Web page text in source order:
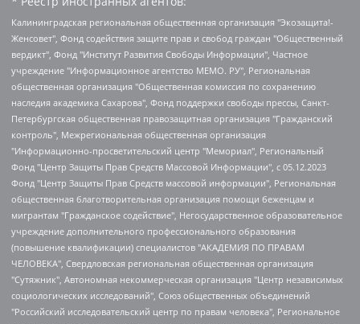
Калининградская региональная общественная организация "Экозащита!-Женсовет", Фонд содействия защите прав и свобод граждан "Общественный вердикт", Фонд "Институт Развития Свободы Информации", Частное учреждение "Информационное агентство МЕМО. РУ", Региональная общественная организация "Общественная комиссия по сохранению наследия академика Сахарова", Фонд поддержки свободы прессы, Санкт-Петербургская общественная правозащитная организация "Гражданский контроль", Межрегиональная общественная организация "Информационно-просветительский центр "Мемориал", Региональный Фонд "Центр Защиты Прав Средств Массовой Информации", с 05.12.2023 Фонд "Центр Защиты Прав Средств массовой информации", Региональная общественная благотворительная организация помощи беженцам и мигрантам "Гражданское содействие", Негосударственное образовательное учреждение дополнительного профессионального образования (повышение квалификации) специалистов "АКАДЕМИЯ ПО ПРАВАМ ЧЕЛОВЕКА", Свердловская региональная общественная организация "Сутяжник", Автономная некоммерческая организация "Центр независимых социологических исследований", Союз общественных объединений "Российский исследовательский центр по правам человека", Региональное общественное учреждение научно-информационный центр "МЕМОРИАЛ", Некоммерческая организация "Фонд защиты гласности", Автономная некоммерческая организация "Институт прав человека", Городская общественная организация "Екатеринбургское общество "МЕМОРИАЛ", Городская общественная организация "Рязанское историко-просветительское и правозащитное общество "Мемориал" (Рязанский Мемориал), Челябинский региональный орган общественной самодеятельности – женское общественное объединение "Женщины Евразии", Челябинский региональный орган общественной самодеятельности "Уральская правозащитная группа", Фонд содействия защите здоровья и социальной справедливости имени Андрея Рылькова, Автономная Некоммерческая Организация "Аналитический Центр Юрия Левады", Автономная некоммерческая организация социальной поддержки населения "Проект Апрель", Региональная общественная организация помощи женщинам и детям, находящимся в кризисной ситуации "Информационно-методический центр "Анна", Фонд содействия развитию массовых коммуникаций и правовому просвещению "Так-так-Так", Фонд содействия устойчивому развитию "Серебряная тайга", Свердловский региональный общественный фонд социальных проектов "Новое время", "Idel.Реалии", Кавказ.Реалии, Крым.Реалии, Телеканал Настоящее Время, Татаро-башкирская служба Радио Свобода (Azatliq Radiosi), Радио Свободная Европа/Радио Свобода (PCE/PC), "Сибирь.Реалии", "Фактограф", Благотворительный фонд помощи осужденным и их семьям, Автономная некоммерческая организация "Институт глобализации и социальных движений", Фонд "В защиту прав заключенных", Частное учреждение "Центр поддержки и содействия развитию средств массовой информации", Пензенский региональный общественный благотворительный фонд "Гражданский союз", "Север.Реалии", Некоммерческая организация Фонд "Правовая инициатива", Общество с ограниченной ответственностью "Радио Свободная Европа/Радио Свобода", Чешское информационное агентство "MEDIUM-ORIENT", Красноярская региональная общественная организация "Мы против СПИДа", Камалягин Денис Николаевич, Маркелов Сергей Евгеньевич, Пономарев Лев Александрович, Савицкая Людмила Алексеевна, Автономная некоммерческая организация "Центр по работе с проблемой насилия "НАСИЛИЮ.НЕТ", Межрегиональный профессиональный союз работников здравоохранения "Альянс врачей", Юридическое лицо, зарегистрированное в Латвийской Республике, SIA "Medusa Project" (регистрационный номер 40103797863, дата регистрации 10.06.2014), Некоммерческая организация "Фонд по борьбе с коррупцией", Автономная некоммерческая организация "Институт права и публичной политики", Баданин Роман Сергеевич, Гликин Максим Александрович, Железнова Мария Михайловна, Лукьянова Юлия Сергеевна, Маетная Елизавета Витальевна, Маняхин Петр Борисович, Чуракова Ольга Владимировна, Ярош Юлия Петровна, Юридическое лицо "The Insider SIA", зарегистрированное в Риге, Латвийская Республика (дата регистрации 26.06.2015), являющееся администратором доменного имени интернет-издания "The Insider SIA", https://theins.ru, Постернак Алексей Евгеньевич, Рубин Михаил Аркадьевич, Анин Роман Александрович, Юридическое лицо Istories fonds, зарегистрированное в Латвийской Республике (регистрационный номер 50008295751, дата регистрации 24.02.2020), Великовский Дмитрий Александрович, Долинина Ирина Николаевна, Мароховская Алеся Алексеевна, Шлейнов Роман Юрьевич, Шмагун Олеся Валентиновна, Общество с ограниченной ответственностью "Альтаир 2021", Общество с ограниченной ответственностью "Вега 2021", Общество с ограниченной ответственностью "Главный редактор 2021", Общество с ограниченной ответственностью "Ромашки монолит", Важенков Артем Валерьевич, Ивановская областная общественная организация "Центр гендерных исследований", Гурман Юрий Альбертович, Медиапроект "ОВД-Инфо", Егоров Владимир Владимирович, Жилинский Владимир Александрович, Общество с ограниченной ответственностью "ЗП", Иванова София Юрьевна, Карезина Инна Павловна, Кильтау Екатерина Викторовна, Петров Алексей Викторович, Пискунов Сергей Евгеньевич, Смирнов Сергей Сергеевич, Тихонов Михаил Сергеевич, Общество с ограниченной ответственностью "ЖУРНАЛИСТ-ИНОСТРАННЫЙ АГЕНТ", Арапова Галина Юрьевна, Вольтская Татьяна Анатольевна, Американская компания "Mason G.E.S. Anonymous Foundation" (США), являющаяся владельцем интернет-издания https://mnews.world/, Компания "Stichting Bellingcat", зарегистрированная в Нидерландах (дата регистрации 11.07.2018), Захаров Андрей Вячеславович, Клепиковская Екатерина Дмитриевна, Общество с ограниченной ответственностью "МЕМО", Перл Роман Александрович, Симонов Евгений Алексеевич, Соловьева Елена Анатольевна, Сотников Даниил Владимирович, Сурначева Елизавета Дмитриевна, Автономная некоммерческая организация по защите прав человека и информированию населения "Якутия – Наше Мнение", Общество с ограниченной ответственностью "Москоу диджитал медиа", с 26.01.2023 Общество с ограниченной ответственностью "Чайка Белые сады", Ветошкина Валерия Валерьевна, Заговора Максим Александрович, Межрегиональное общественное движение "Российская ЛГБТ - сеть", Оленичев Максим Владимирович, Павлов Иван Юрьевич, Скворцова Елена Сергеевна, Общество с ограниченной ответственностью "Как бы инагент", Кочетков Игорь Викторович, Общество с ограниченной ответственностью "Честные выборы", Еланчик Олег Александрович, Общество с ограниченной ответственностью "Нобелевский призыв", Гималова Регина Эмилевна, Григорьев Андрей Валерьевич, Григорьева Алина Александровна, Ассоциация по содействию защите прав призывников, альтернативнослужащих и военнослужащих "Правозащитная группа "Гражданин.Армия.Право", Хисамова Регина Фаритовна, Автономная некоммерческая организация по реализации социально-правовых программ "Лилит", Дальневосточное общественное движение "Маяк", Санкт-Петербургская ЛГБТ-инициативная группа "Выход", Инициативная группа ЛГБТ+ "Реверс", Алексеев Андрей Викторович, Бекбулатова Таисия Львовна, Беляев Иван Михайлович, Владыкина Елена Сергеевна, Гельман Марат Александрович, Никульшина Вероника Юрьевна, Толоконникова Надежда Андреевна, Шендерович Виктор Анатольевич, Общество с ограниченной ответственностью "Данное сообщение", Общество с ограниченной ответственностью Издательский дом "Новая глава", Айнбиндер Александра Александровна, Московский комьюнити-центр для ЛГБТ+инициатив, Благотворительный фонд развития филантропии, Deutsche Welle (Германия, Kurt-Schumacher-Strasse 3, 53113 Bonn), Борзунова Мария Михайловна, Воробьев Виктор Викторович, Голубева Анна Львовна, Константинова Алла Михайловна, Малкова Ирина Владимировна, Мурадов Мурад Абдулгалимович, Осетинская Елизавета Николаевна, Понасенков Евгений Николаевич, Ганапольский Матвей Юрьевич, Киселев Евгений Алексеевич, Борухович Ирина Григорьевна, Дремин Иван Тимофеевич, Дубровский Дмитрий Викторович, Красноярская региональная общественная организация поддержки и развития альтернативных образовательных технологий и межкультурных коммуникаций "ИНТЕРРА", Маяковская Екатерина Алексеевна, Фейгин Марк Захарович, Филимонов Андрей Викторович, Дзугкоева Регина Николаевна, Доброхотов Роман Александрович, Дудь Юрий Александрович, Елкин Сергей Владимирович, Кругликов Кирилл Игоревич, Сабунаева Мария Леонидовна, Семенов Алексей Владимирович, Шаинян Карен Багратович, Шульман Екатерина Михайловна, Асафьев Артур Валерьевич, Вахштайн Виктор Семенович, Венедиктов Алексей Алексеевич, Лушникова Екатерина Евгеньевна, Волков Леонид Михайлович, Невзоров Александр Глебович, Пархоменко Сергей Борисович, Сироткин Ярослав Николаевич, Кара-Мурза Владимир Владимирович, Баранова Наталья Владимировна, Гозман Леонид Яковлевич, Кагарлицкий Борис Юльевич, Климарев Михаил Валерьевич, Милов Владимир Станиславович, Автономная некоммерческая организация Краснодарский центр современного искусства "Типография", Моргенштерн Алишер Тагирович, Соболь Любовь Эдуардовна, Общество с ограниченной ответственностью "ЛИЗА НОРМ", Каспаров Гарри Кимович, Ходорковский Михаил Борисович, Общество с ограниченной ответственностью "Апрельские тезисы", Данилович Ирина Брониславовна, Кашин Олег Владимирович, Петров Николай Владимирович, Пивоваров Алексей Владимирович, Соколов Михаил Владимирович, Цветкова Юлия Владимировна, Чичваркин Евгений Александрович, Комитет против пыток/Команда против пыток, Общество с ограниченной ответственностью "Первый научный", Общество с ограниченной ответственностью "Вертолет и ко", Белоцерковская Вероника Борисовна, Кац Максим Евгеньевич, Лазарева Татьяна Юрьевна, Шаведдинов Руслан Табризович, Яшин Илья Валерьевич, Общество с ограниченной ответственностью "Иноагент ААВ", Алешковский Дмитрий Петрович, Альбац Евгения Марковна, Быков Дмитрий Львович, Галямина Юлия Евгеньевна, Лойко Сергей Леонидович, Мартынов Кирилл Константинович, Медведев Сергей Александрович, Крашенинников Федор Геннадиевич, Гордеева Катерина Вл